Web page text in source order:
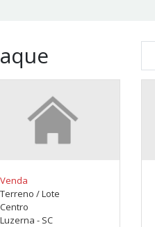
Venda
Terreno / Lote
Centro
Luzerna - SC